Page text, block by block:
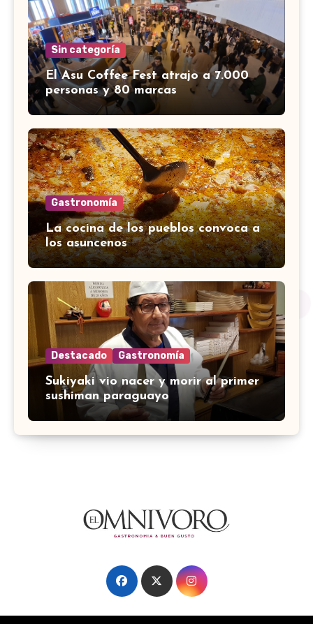
Sin categoría
El Asu Coffee Fest atrajo a 7.000
personas y 80 marcas
Gastronomía
La cocina de los pueblos convoca a
los asuncenos
Destacado Gastronomía
Sukiyaki vio nacer y morir al primer
sushiman paraguayo